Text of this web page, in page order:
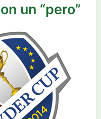
un “pero”